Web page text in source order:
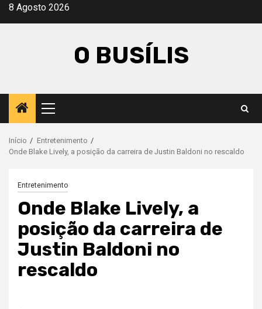
Avançar
8 Agosto 2026
O BUSÍLIS
Menu
principal
Início
Entretenimento
Onde Blake Lively, a posição da carreira de Justin Baldoni no rescaldo
Entretenimento
Onde Blake Lively, a
posição da carreira de
Justin Baldoni no
rescaldo